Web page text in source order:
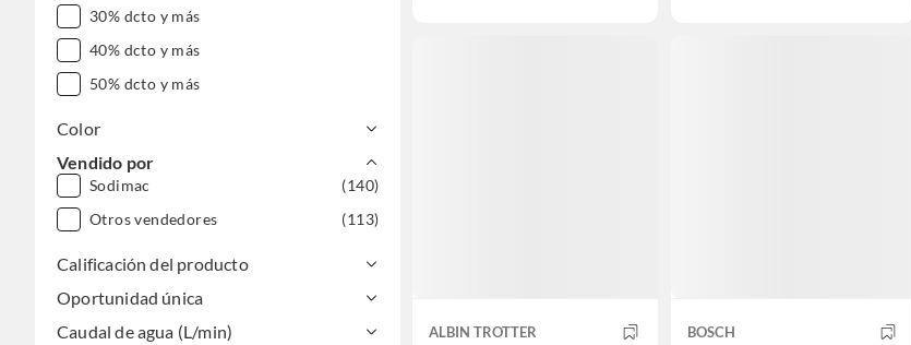
30% dcto y más
40% dcto y más
50% dcto y más
Color
Vendido por
Sodimac
(140)
Otros vendedores
(113)
Calificación del producto
Oportunidad única
Caudal de agua (L/min)
ALBIN TROTTER BOSCH